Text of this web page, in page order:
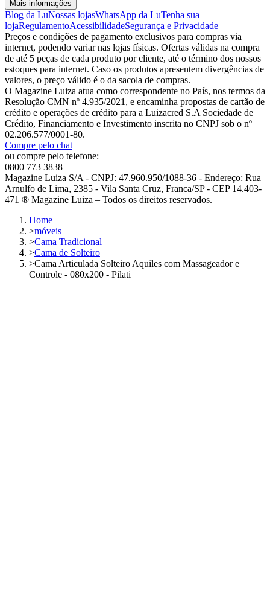
Mais informações
Blog da LuNossas lojasWhatsApp da LuTenha sua
lojaRegulamentoAcessibilidadeSegurança e Privacidade
Preços e condições de pagamento exclusivos para compras via
internet, podendo variar nas lojas físicas. Ofertas válidas na compra
de até 5 peças de cada produto por cliente, até o término dos nossos
estoques para internet. Caso os produtos apresentem divergências de
valores, o preço válido é o da sacola de compras.
O Magazine Luiza atua como correspondente no País, nos termos da
Resolução CMN nº 4.935/2021, e encaminha propostas de cartão de
crédito e operações de crédito para a Luizacred S.A Sociedade de
Crédito, Financiamento e Investimento inscrita no CNPJ sob o nº
02.206.577/0001-80.
Compre pelo chat
ou compre pelo telefone:
0800 773 3838
Magazine Luiza S/A - CNPJ: 47.960.950/1088-36 - Endereço: Rua
Arnulfo de Lima, 2385 - Vila Santa Cruz, Franca/SP - CEP 14.403-
471 ® Magazine Luiza – Todos os direitos reservados.
Home
>móveis
>Cama Tradicional
>Cama de Solteiro
>Cama Articulada Solteiro Aquiles com Massageador e
Controle - 080x200 - Pilati